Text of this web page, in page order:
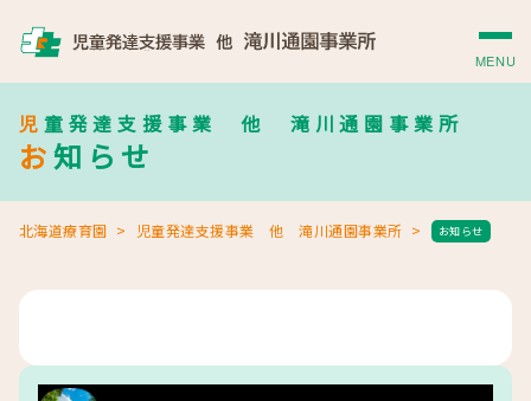
MENU
児童発達支援事業 他 滝川通園事業所
お知らせ
北海道療育園 児童発達支援事業 他 滝川通園事業所 お知らせ